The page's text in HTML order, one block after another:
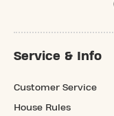
Service & Info
Customer Service
House Rules